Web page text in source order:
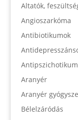
Altatók,
Angioszarkóma
Antibiotikumok
Aranyér
Aranyér
Bélelzáródás